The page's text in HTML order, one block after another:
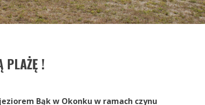
!
Bąk w Okonku w ramach czynu